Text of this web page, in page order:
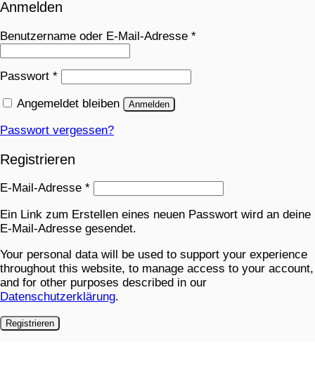
Anmelden
Benutzername oder E-Mail-Adresse *
Passwort *
Angemeldet bleiben Anmelden
Passwort vergessen?
Registrieren
E-Mail-Adresse *
Ein Link zum Erstellen eines neuen Passwort wird an deine
E-Mail-Adresse gesendet.
Your personal data will be used to support your experience
throughout this website, to manage access to your account,
and for other purposes described in our
Datenschutzerklärung.
Registrieren